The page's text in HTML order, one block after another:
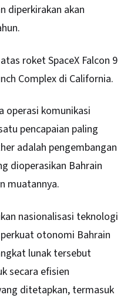
diperkirakan akan
roket SpaceX Falcon 9
Complex di California.
operasi komunikasi
pencapaian paling
adalah pengembangan
dioperasikan Bahrain
muatannya.
nasionalisasi teknologi
otonomi Bahrain
lunak tersebut
secara efisien
ditetapkan, termasuk